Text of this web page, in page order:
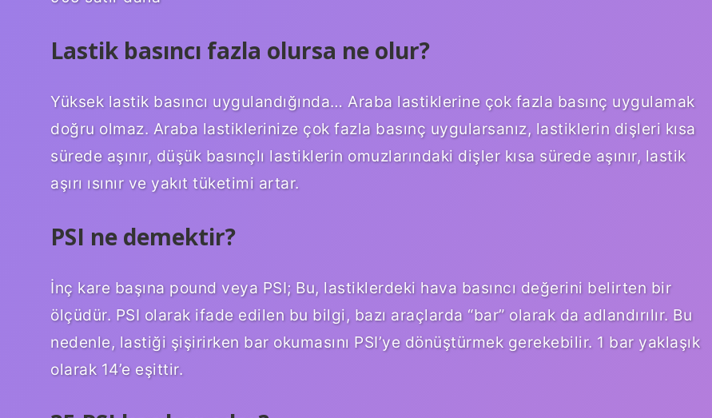
Lastik basıncı fazla olursa ne olur?
Yüksek lastik basıncı uygulandığında… Araba lastiklerine çok fazla basınç uygulamak
doğru olmaz. Araba lastiklerinize çok fazla basınç uygularsanız, lastiklerin dişleri kısa
sürede aşınır, düşük basınçlı lastiklerin omuzlarındaki dişler kısa sürede aşınır, lastik
aşırı ısınır ve yakıt tüketimi artar.
PSI ne demektir?
İnç kare başına pound veya PSI; Bu, lastiklerdeki hava basıncı değerini belirten bir
ölçüdür. PSI olarak ifade edilen bu bilgi, bazı araçlarda “bar” olarak da adlandırılır. Bu
nedenle, lastiği şişirirken bar okumasını PSI’ye dönüştürmek gerekebilir. 1 bar yaklaşık
olarak 14’e eşittir.